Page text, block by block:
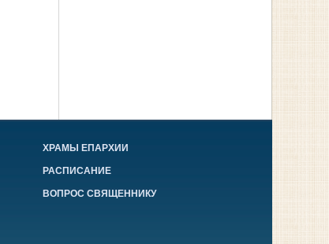
ХРАМЫ ЕПАРХИИ
РАСПИСАНИЕ
ВОПРОС СВЯЩЕННИКУ